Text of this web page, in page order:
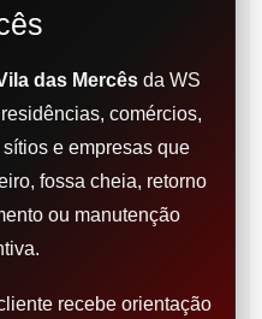
das Mercêsda WS
comércios,
e empresas que
fossa cheia, retorno
ou manutenção
recebe orientação